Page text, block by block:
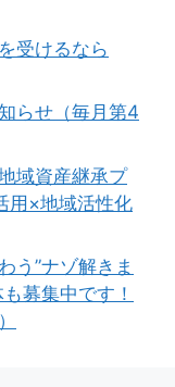
受けるなら
らせ（毎月第4
域資産継承プ
用×地域活性化
う”ナゾ解きま
募集中です！